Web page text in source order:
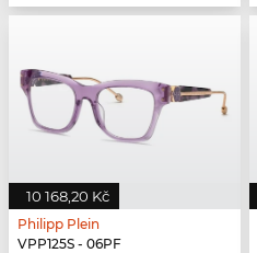
10 168,20 Kč
Philipp Plein
VPP125S - 06PF